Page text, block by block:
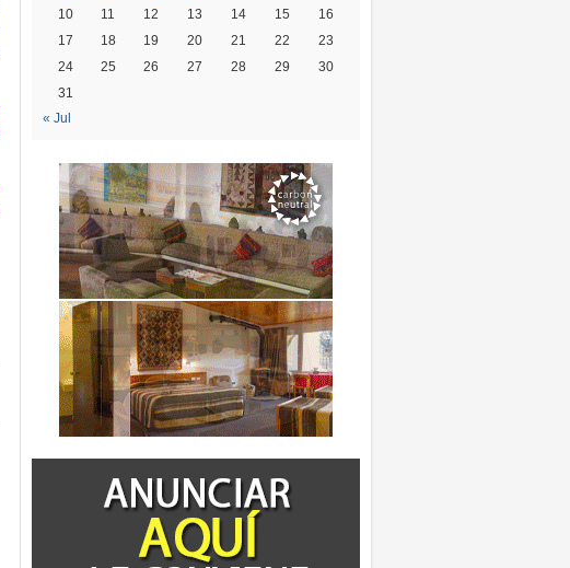
10
11 12 13 14 15
16
17
18 19 20 21 22
23
24
25 26 27 28 29
30
31
« Jul